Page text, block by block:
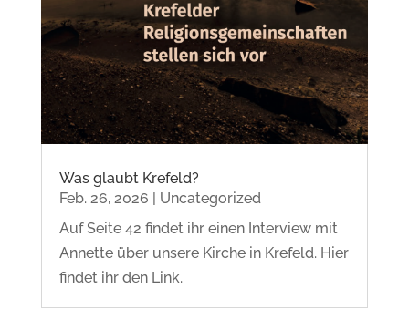
Was glaubt Krefeld?
Feb. 26, 2026 | Uncategorized
Auf Seite 42 findet ihr einen Interview mit
Annette über unsere Kirche in Krefeld. Hier
findet ihr den Link.